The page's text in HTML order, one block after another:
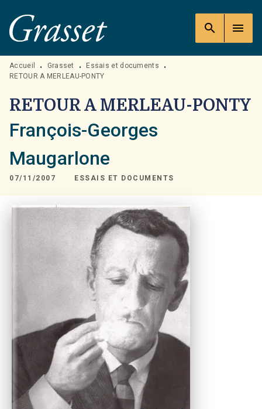
MENU RECHERCHE
PIED DE PAGE
search menu
Accueil • Grasset • Essais et documents
•
RETOUR A MERLEAU-PONTY
RETOUR A MERLEAU-PONTY
François-Georges
Maugarlone
07/11/2007 ESSAIS ET DOCUMENTS